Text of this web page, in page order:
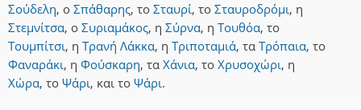
Σούδελη, ο Σπάθαρης, το Σταυρί, το Σταυροδρόμι, η
Στεμνίτσα, ο Συριαμάκος, η Σύρνα, η Τουθόα, το
Τουμπίτσι, η Τρανή Λάκκα, η Τριποταμιά, τα Τρόπαια, το
Φαναράκι, η Φούσκαρη, τα Χάνια, το Χρυσοχώρι, η
Χώρα, το Ψάρι, και το Ψάρι.